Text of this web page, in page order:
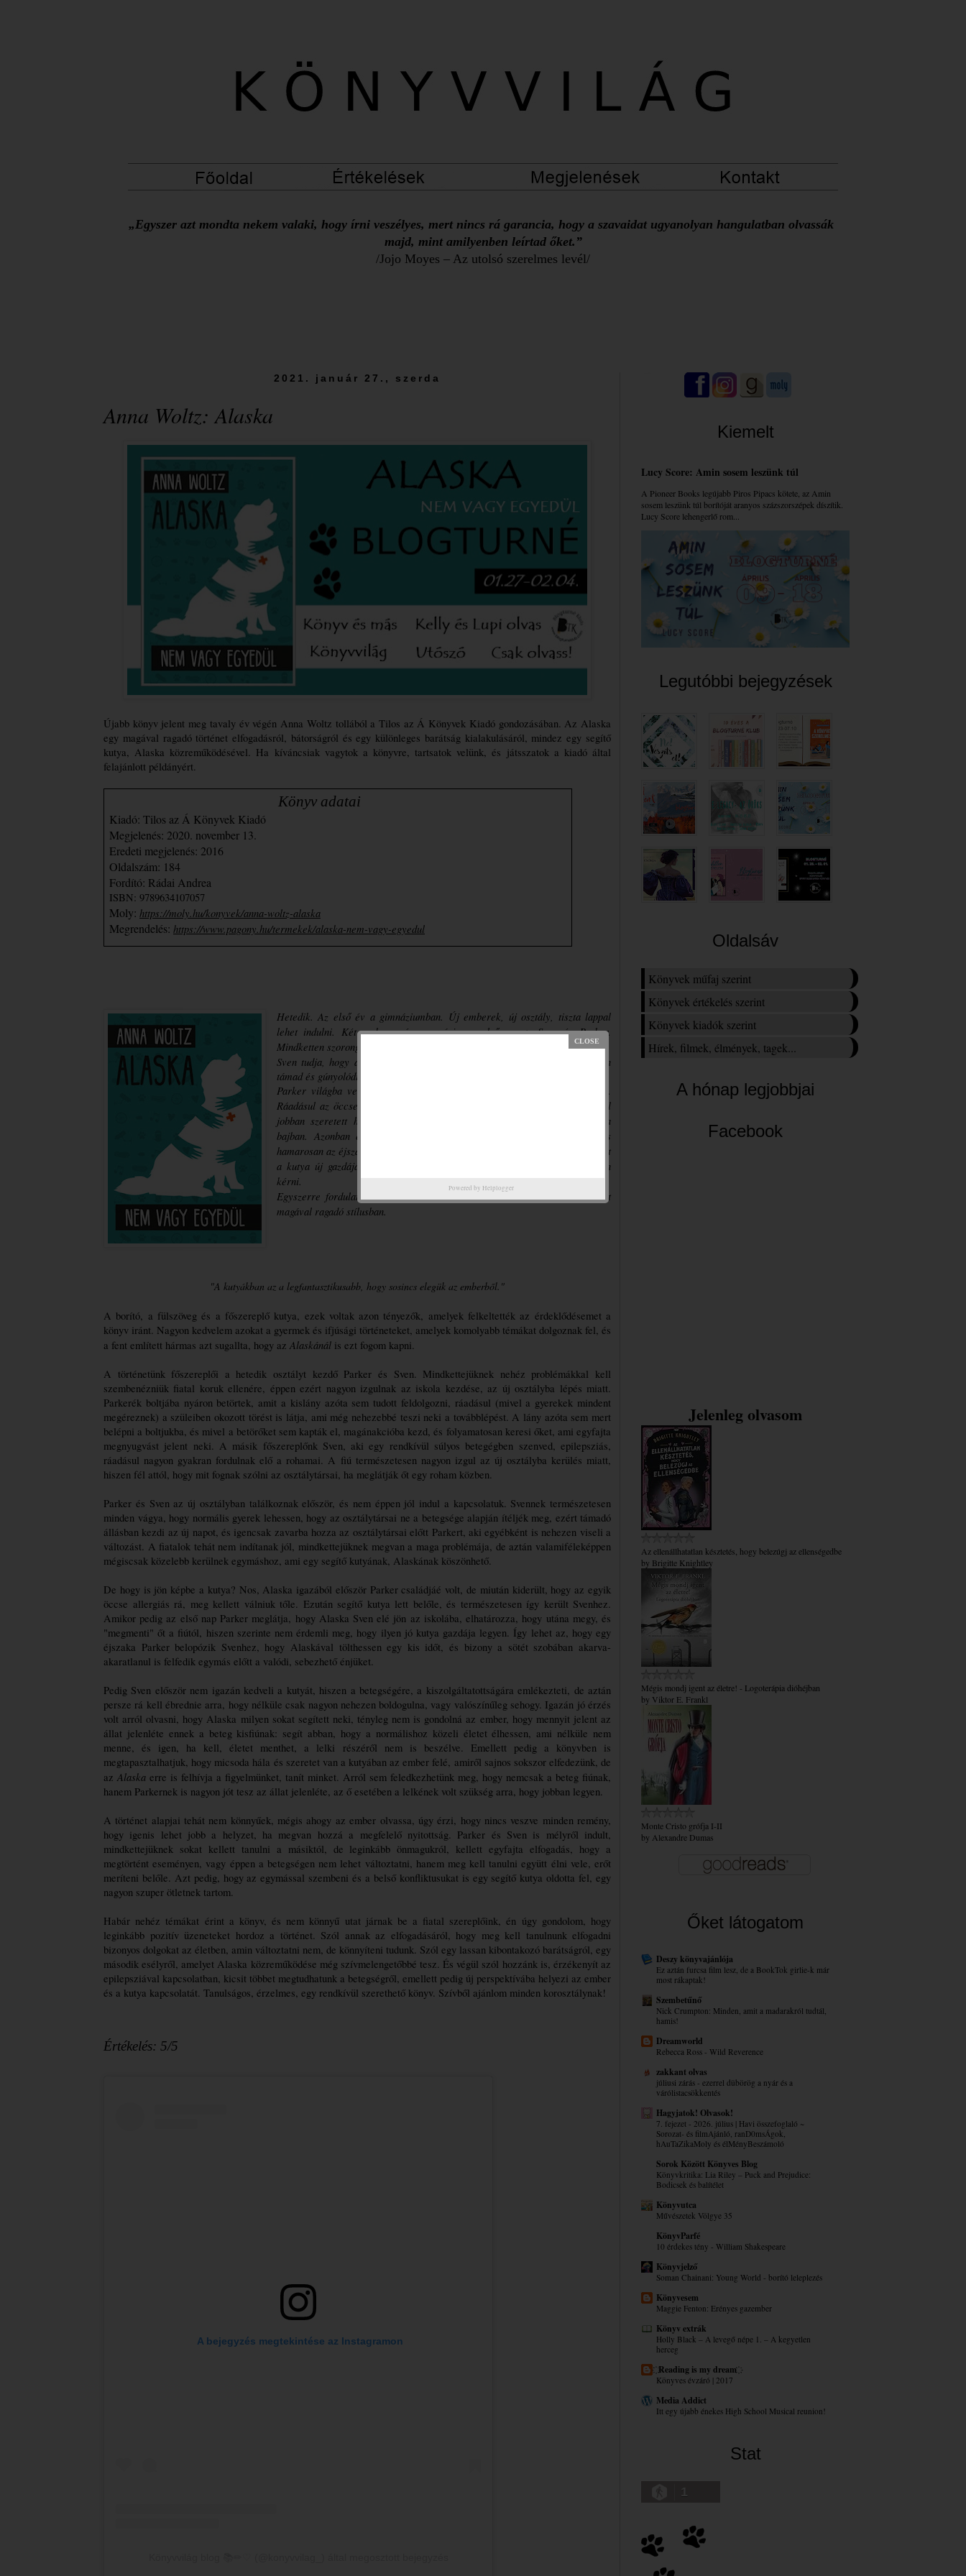
„Egyszer azt mondta nekem valaki, hogy írni veszélyes, mert nincs rá garancia, hogy a szavaidat ugyanolyan hangulatban olvassák
majd, mint amilyenben leírtad őket.”
/Jojo Moyes – Az utolsó szerelmes levél/
2021. január 27., szerda
Anna Woltz: Alaska
Újabb könyv jelent meg tavaly év végén Anna Woltz tollából a Tilos az Á Könyvek Kiadó gondozásában. Az Alaska
egy magával ragadó történet elfogadásról, bátorságról és egy különleges barátság kialakulásáról, mindez egy segítő
kutya, Alaska közreműködésével. Ha kíváncsiak vagytok a könyvre, tartsatok velünk, és játsszatok a kiadó által
felajánlott példányért.
                                               Könyv adatai
Kiadó: Tilos az Á Könyvek Kiadó
Megjelenés: 2020. november 13.
Eredeti megjelenés: 2016
Oldalszám: 184
Fordító: Rádai Andrea
ISBN: 9789634107057
Moly: https://moly.hu/konyvek/anna-woltz-alaska
Megrendelés: https://www.pagony.hu/termekek/alaska-nem-vagy-egyedul
Hetedik. Az első év a gimnáziumban. Új emberek, új osztály, tiszta lappal
lehet indulni. Két ember mégsem várja az első napot: Sven és Parker.
Mindketten szoronganak, és nem véletlenül…
Sven tudja, hogy az epilepsziája miatt ő lesz a furcsa gyerek, ezért rögtön
támad és gúnyolódik.
Parker világba vetett bizalma egy betöréses rablás után romokban hever.
Ráadásul az öccsei allergiája miatt meg kellett válnia Alaskától, mindennél
jobban szeretett hófehér kutyájától, aki vigaszt és biztonságot jelentett a
bajban. Azonban egy nap felfedezi őt az iskola előtt. Követni kezdi, és
hamarosan az éjszakáit Alaskával tölti. Míg a kutyát simogatja, titkokat hallgat
a kutya új gazdájától. Lassan eljut oda, hogy segítsen és segítséget tudjon
kérni.
Egyszerre fordulatos és érzelmes regény Anna Woltztól a tőle megszokott
magával ragadó stílusban.
"A kutyákban az a legfantasztikusabb, hogy sosincs elegük az emberből."
A borító, a fülszöveg és a főszereplő kutya, ezek voltak azon tényezők, amelyek felkeltették az érdeklődésemet a
könyv iránt. Nagyon kedvelem azokat a gyermek és ifjúsági történeteket, amelyek komolyabb témákat dolgoznak fel, és
a fent említett hármas azt sugallta, hogy az Alaskánál is ezt fogom kapni.
A történetünk főszereplői a hetedik osztályt kezdő Parker és Sven. Mindkettejüknek nehéz problémákkal kell
szembenézniük fiatal koruk ellenére, éppen ezért nagyon izgulnak az iskola kezdése, az új osztályba lépés miatt.
Parkerék boltjába nyáron betörtek, amit a kislány azóta sem tudott feldolgozni, ráadásul (mivel a gyerekek mindent
megéreznek) a szüleiben okozott törést is látja, ami még nehezebbé teszi neki a továbblépést. A lány azóta sem mert
belépni a boltjukba, és mivel a betörőket sem kapták el, magánakcióba kezd, és folyamatosan keresi őket, ami egyfajta
megnyugvást jelent neki. A másik főszereplőnk Sven, aki egy rendkívül súlyos betegégben szenved, epilepsziás,
ráadásul nagyon gyakran fordulnak elő a rohamai. A fiú természetesen nagyon izgul az új osztályba kerülés miatt,
hiszen fél attól, hogy mit fognak szólni az osztálytársai, ha meglátják őt egy roham közben.
Parker és Sven az új osztályban találkoznak először, és nem éppen jól indul a kapcsolatuk. Svennek természetesen
minden vágya, hogy normális gyerek lehessen, hogy az osztálytársai ne a betegsége alapján ítéljék meg, ezért támadó
állásban kezdi az új napot, és igencsak zavarba hozza az osztálytársai előtt Parkert, aki egyébként is nehezen viseli a
változást. A fiatalok tehát nem indítanak jól, mindkettejüknek megvan a maga problémája, de aztán valamiféleképpen
mégiscsak közelebb kerülnek egymáshoz, ami egy segítő kutyának, Alaskának köszönhető.
De hogy is jön képbe a kutya? Nos, Alaska igazából először Parker családjáé volt, de miután kiderült, hogy az egyik
öccse allergiás rá, meg kellett válniuk tőle. Ezután segítő kutya lett belőle, és természetesen így került Svenhez.
Amikor pedig az első nap Parker meglátja, hogy Alaska Sven elé jön az iskolába, elhatározza, hogy utána megy, és
"megmenti" őt a fiútól, hiszen szerinte nem érdemli meg, hogy ilyen jó kutya gazdája legyen. Így lehet az, hogy egy
éjszaka Parker belopózik Svenhez, hogy Alaskával tölthessen egy kis időt, és bizony a sötét szobában akarva-
akaratlanul is felfedik egymás előtt a valódi, sebezhető énjüket.
Pedig Sven először nem igazán kedveli a kutyát, hiszen a betegségére, a kiszolgáltatottságára emlékezteti, de aztán
persze rá kell ébrednie arra, hogy nélküle csak nagyon nehezen boldogulna, vagy valószínűleg sehogy. Igazán jó érzés
volt arról olvasni, hogy Alaska milyen sokat segített neki, tényleg nem is gondolná az ember, hogy mennyit jelent az
állat jelenléte ennek a beteg kisfiúnak: segít abban, hogy a normálishoz közeli életet élhessen, ami nélküle nem
menne, és igen, ha kell, életet menthet, a lelki részéről nem is beszélve. Emellett pedig a könyvben is
megtapasztalhatjuk, hogy micsoda hála és szeretet van a kutyában az ember felé, amiről sajnos sokszor elfedezünk, de
az Alaska erre is felhívja a figyelmünket, tanít minket. Arról sem feledkezhetünk meg, hogy nemcsak a beteg fiúnak,
hanem Parkernek is nagyon jót tesz az állat jelenléte, az ő esetében a lelkének volt szükség arra, hogy jobban legyen.
A történet alapjai tehát nem könnyűek, mégis ahogy az ember olvassa, úgy érzi, hogy nincs veszve minden remény,
hogy igenis lehet jobb a helyzet, ha megvan hozzá a megfelelő nyitottság. Parker és Sven is mélyről indult,
mindkettejüknek sokat kellett tanulni a másiktól, de leginkább önmagukról, kellett egyfajta elfogadás, hogy a
megtörtént eseményen, vagy éppen a betegségen nem lehet változtatni, hanem meg kell tanulni együtt élni vele, erőt
meríteni belőle. Azt pedig, hogy az egymással szembeni és a belső konfliktusukat is egy segítő kutya oldotta fel, egy
nagyon szuper ötletnek tartom.
Habár nehéz témákat érint a könyv, és nem könnyű utat járnak be a fiatal szereplőink, én úgy gondolom, hogy
leginkább pozitív üzeneteket hordoz a történet. Szól annak az elfogadásáról, hogy meg kell tanulnunk elfogadni
bizonyos dolgokat az életben, amin változtatni nem, de könnyíteni tudunk. Szól egy lassan kibontakozó barátságról, egy
második esélyről, amelyet Alaska közreműködése még szívmelengetőbbé tesz. És végül szól hozzánk is, érzékenyít az
epilepsziával kapcsolatban, kicsit többet megtudhatunk a betegségről, emellett pedig új perspektívába helyezi az ember
és a kutya kapcsolatát. Tanulságos, érzelmes, egy rendkívül szerethető könyv. Szívből ajánlom minden korosztálynak!
Értékelés: 5/5
A bejegyzés megtekintése az Instagramon
Kiemelt
Lucy Score: Amin sosem leszünk túl
A Pioneer Books legújabb Piros Pipacs kötete, az Amin
sosem leszünk túl borítóját aranyos százszorszépek díszítik.
Lucy Score lehengerlő rom...
Legutóbbi bejegyzések
Oldalsáv
Könyvek műfaj szerint
Könyvek értékelés szerint
Könyvek kiadók szerint
Hírek, filmek, élmények, tagek...
A hónap legjobbjai
Facebook
Jelenleg olvasom
Az ​ellenállhatatlan késztetés, hogy belezúgj az ellenségedbe
by Brigitte Knightley
Mégis mondj igent az életre! - Logoterápia dióhéjban
by Viktor E. Frankl
Monte Cristo grófja I-II
by Alexandre Dumas
Őket látogatom
Deszy könyvajánlója
Ez aztán furcsa film lesz, de a BookTok girlie-k már
most rákaptak!
Szembetűnő
Nick Crumpton: Minden, amit a madarakról tudtál,
hamis!
Dreamworld
Rebecca Ross - Wild Reverence
zakkant olvas
júliusi zárás - ezerrel dübörög a nyár és a
várólistacsökkentés
Hagyjatok! Olvasok!
7. fejezet - 2026. július | Havi összefoglaló ~
Sorozat- és filmAjánló, ranD0msÁgok,
hAuTaZikaMoly és élMényBeszámoló
Sorok Között Könyves Blog
Könyvkritika: Lia Riley – Puck ​and Prejudice:
Bodicsek és balítélet
Könyvutca
Művészetek Völgye 35
KönyvParfé
10 érdekes tény - William Shakespeare
Könyvjelző
Soman Chainani: Young World - borító leleplezés
Könyvesem
Maggie Fenton: Erényes ​gazember
Könyv extrák
Holly Black – A levegő népe 1. – A kegyetlen
herceg
҉ Reading is my dream ҉
Könyves évzáró | 2017
Media Addict
Itt egy újabb énekes High School Musical reunion!
Stat
1
Powered by Helplogger